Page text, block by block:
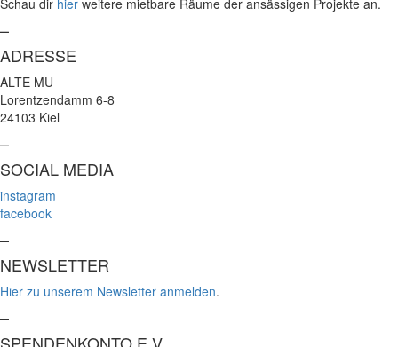
–
ADRESSE
ALTE MU
Lorentzendamm 6-8
24103 Kiel
–
SOCIAL MEDIA
instagram
facebook
–
NEWSLETTER
Hier zu unserem Newsletter anmelden.
–
SPENDENKONTO E.V.